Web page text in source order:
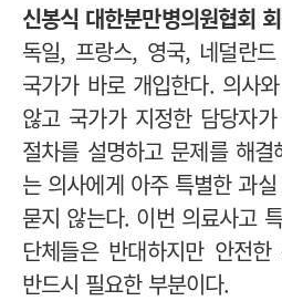
신봉식 대한분만병의원협회
독일, 프랑스, 영국, 네덜란
국가가 바로 개입한다. 의사
않고 국가가 지정한 담당자
절차를 설명하고 문제를 해
는 의사에게 아주 특별한 과
묻지 않는다. 이번 의료사고
단체들은 반대하지만 안전
반드시 필요한 부분이다.